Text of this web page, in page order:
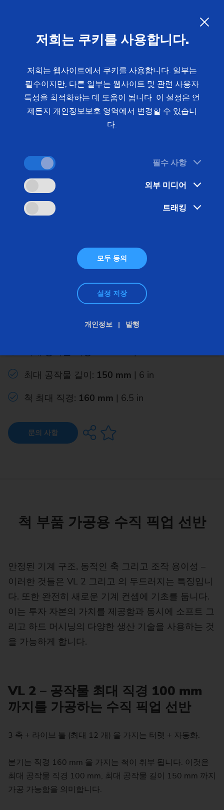
제품 및 서비스 설비
선반
모듈형 – 척킹소재 – VL/VM
VL 2
모듈형 – 척킹소재 – VL/VM
최대 공작물 길이: 150 mm | 6 in
척 최대 직경: 160 mm | 6.5 in
문의 사항
척 부품 가공용 수직 픽업 선반
안정된 기계 구조, 동적인 축 그리고 조작 용이성 –
이러한 것들은 VL 2 그리고 의 두드러지는 특징입니
다. 또한 완전히 새로운 기계 컨셉에 기초를 둡니다.
이는 투자 자본의 가치를 제공함과 동시에 소프트 그
리고 하드 머시닝의 다양한 생산 기술을 사용하는 것
을 가능하게 합니다.
VL 2 – 공작물 최대 직경 100 mm
까지를 가공하는 수직 픽업 선반
3 축 + 라이브 툴 (최대 12 개) 을 가지는 터렛 + 자동화.
본기는 직경 160 mm 을 가지는 척이 취부 됩니다. 이것은
최대 공작물 직경 100 mm, 최대 공작물 길이 150 mm 까지
가공 가능함을 의미합니다.
저희는 쿠키를 사용합니다.
저희는 웹사이트에서 쿠키를 사용합니다. 일부는
필수이지만, 다른 일부는 웹사이트 및 관련 사용자
특성을 최적화하는 데 도움이 됩니다. 이 설정은 언
제든지 개인정보보호 영역에서 변경할 수 있습니
다.
필수 사항
외부 미디어
트래킹
모두 동의
설정 저장
개인정보 발행